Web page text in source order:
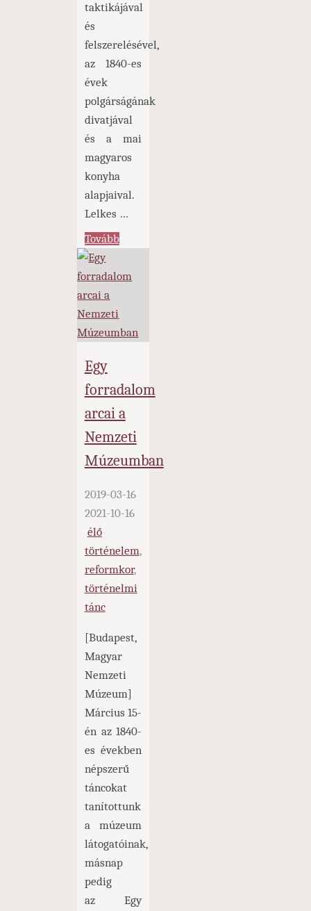
taktikájával
és
felszerelésével,
az 1840-es
évek
polgárságának
divatjával
és a mai
magyaros
konyha
alapjaival.
Lelkes …
Tovább"Március
a
és
várban"
Egy
forradalom
arcai a
Nemzeti
Múzeumban
2019-03-16
2021-10-16
élő
történelem,
reformkor,
történelmi
tánc
[Budapest,
Magyar
Nemzeti
Múzeum]
Március 15-
én az 1840-
es években
népszerű
táncokat
tanítottunk
a múzeum
látogatóinak,
másnap
pedig
az Egy